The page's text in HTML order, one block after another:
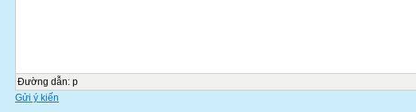
Hoạt động 1: Tìm ảnh của một hình qua phép dời hình bằng hình vẽ.
Bài tập 1. Cho hình vuông ABCD tâm O, M là trung điểm của AB, N là trung điểm của
Đường dẫn: p
Gửi ý kiến